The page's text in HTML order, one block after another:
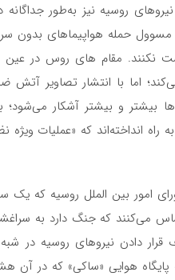
روسیه نیز به‌طور
مسوول حمله هواپیماهای بدون
نکنند. مقام های روس در عین
اما با انتشار تصاویر آتش‌‌
بیشتر و بیشتر آشکار
انداخته‌اند که «عملیات ویژه
امور بین الملل روسیه که
می‌کنند که جنگ دارد به
قرار دادن نیروهای روسیه
با حمله به پایگاه هوایی «ساکی»